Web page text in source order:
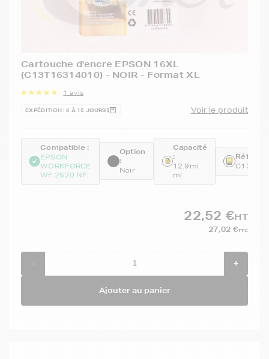
Cartouche d'encre EPSON 16XL
(C13T16314010) - NOIR - Format XL
1 avis
EXPÉDITION : 6 À 15 JOURS Voir le produit
Compatible :
EPSON
WORKFORCE
WF 2520 NF
Option
:
Noir
Capacité
:
12.9ml
ml
22,52 €HT
27,02 €TTC
- +
Ajouter au panier